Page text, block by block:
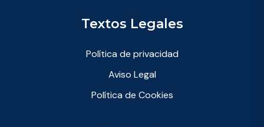
Textos Legales
Política de privacidad
Aviso Legal
Política de Cookies